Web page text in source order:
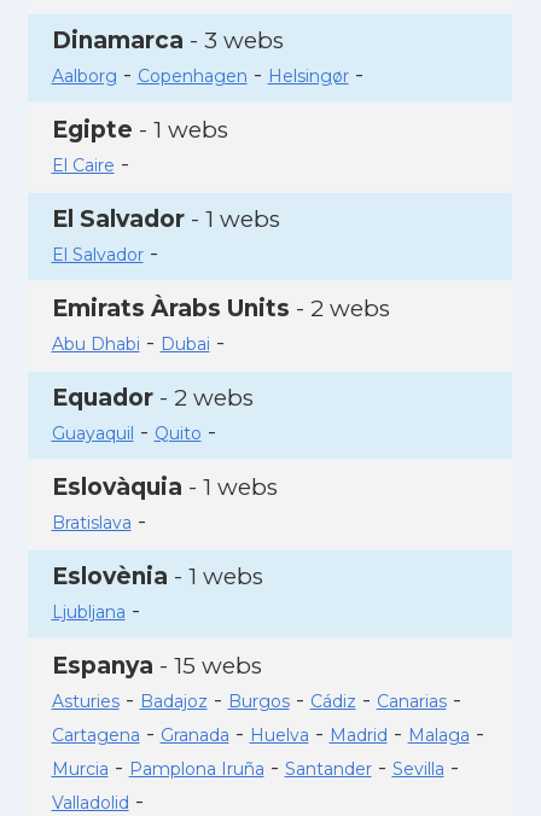
Dinamarca - 3 webs
Aalborg - Copenhagen - Helsingør-
Egipte - 1 webs
El Caire -
El Salvador- 1 webs
El Salvador-
Emirats Àrabs Units - 2 webs
Abu Dhabi - Dubai -
Equador- 2 webs
Guayaquil - Quito -
Eslovàquia - 1 webs
Bratislava -
Eslovènia - 1 webs
Ljubljana -
Espanya - 15 webs
Asturies- Badajoz - Burgos- Cádiz - Canarias-
Cartagena - Granada - Huelva - Madrid - Malaga -
Murcia - Pamplona Iruña - Santander- Sevilla -
Valladolid -